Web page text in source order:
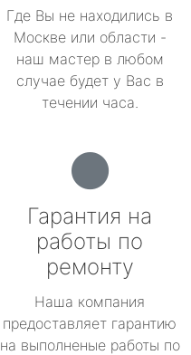
Где Вы не находились в
Москве или области -
наш мастер в любом
случае будет у Вас в
течении часа.
Гарантия на
работы по
ремонту
Наша компания
предоставляет гарантию
на выполненые работы по